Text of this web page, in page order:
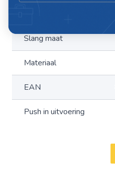
Slang maat
Materiaal
EAN
Push in uitvoering